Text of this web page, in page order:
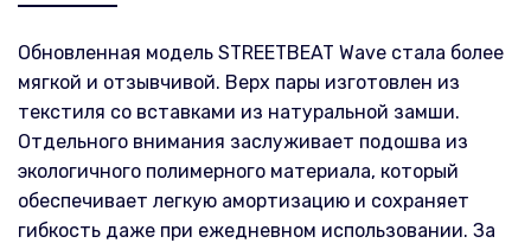
Обновленная модель STREETBEAT Wave стала более
мягкой и отзывчивой. Верх пары изготовлен из
текстиля со вставками из натуральной замши.
Отдельного внимания заслуживает подошва из
экологичного полимерного материала, который
обеспечивает легкую амортизацию и сохраняет
гибкость даже при ежедневном использовании. За